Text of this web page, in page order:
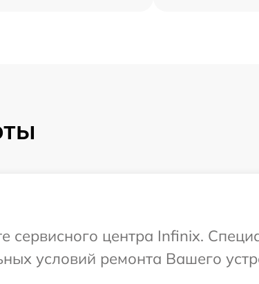
сервисного центра Infinix.
условий ремонта Вашего